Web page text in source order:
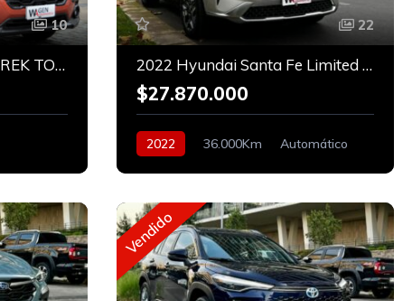
10
2024 SUBARU CROSSTREK TOURING
22
2022 Hyundai Santa Fe Limited 2.2 CRDI 4X4
$27.870.000
2022 36.000Km
Automático
Vendido